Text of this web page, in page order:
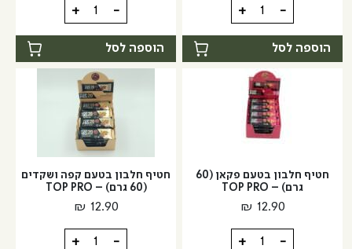
-
כמות
של
חטיף
חלבון
בטעם
חלווה
עם
פיסטוק
גרם)
+
הוספה לסל
-
כמות
של
חטיף
חלבון
בטעם
חרובים
(60
גרם)
-
TOP
PRO
+
הוספה לסל
חטיף חלבון בטעם פקאן (60
גרם) – TOP PRO
₪ 12.90
-
כמות
+
חטיף חלבון בטעם קפה ושקדים
(60 גרם) – TOP PRO
₪ 12.90
-
כמות
+